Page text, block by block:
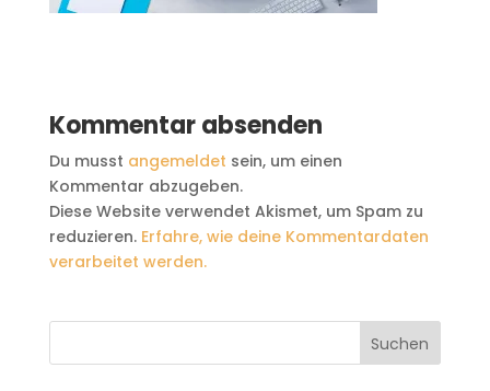
Kommentar absenden
Du musst angemeldet sein, um einen
Kommentar abzugeben.
Diese Website verwendet Akismet, um Spam zu
reduzieren. Erfahre, wie deine Kommentardaten
verarbeitet werden.